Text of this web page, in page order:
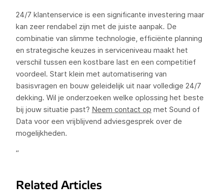
24/7 klantenservice is een significante investering maar
kan zeer rendabel zijn met de juiste aanpak. De
combinatie van slimme technologie, efficiënte planning
en strategische keuzes in serviceniveau maakt het
verschil tussen een kostbare last en een competitief
voordeel. Start klein met automatisering van
basisvragen en bouw geleidelijk uit naar volledige 24/7
dekking. Wil je onderzoeken welke oplossing het beste
bij jouw situatie past? Neem contact op met Sound of
Data voor een vrijblijvend adviesgesprek over de
mogelijkheden.
“
Related Articles